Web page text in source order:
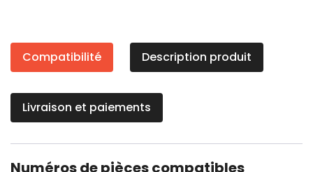
Compatibilité Description produit
Livraison et paiements
Numéros de pièces compatibles